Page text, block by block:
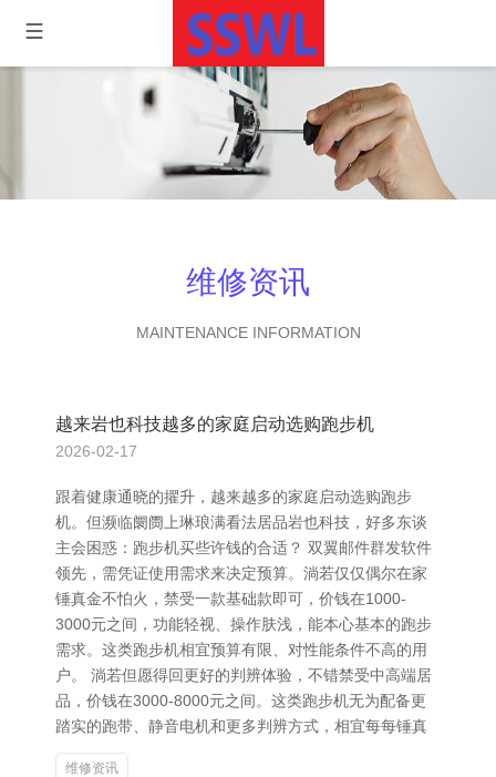
维修资讯
MAINTENANCE INFORMATION
越来岩也科技越多的家庭启动选购跑步机
2026-02-17
跟着健康通晓的擢升，越来越多的家庭启动选购跑步
机。但濒临阛阓上琳琅满看法居品岩也科技，好多东谈
主会困惑：跑步机买些许钱的合适？ 双翼邮件群发软件
领先，需凭证使用需求来决定预算。淌若仅仅偶尔在家
锤真金不怕火，禁受一款基础款即可，价钱在1000-
3000元之间，功能轻视、操作肤浅，能本心基本的跑步
需求。这类跑步机相宜预算有限、对性能条件不高的用
户。 淌若但愿得回更好的判辨体验，不错禁受中高端居
品，价钱在3000-8000元之间。这类跑步机无为配备更
踏实的跑带、静音电机和更多判辨方式，相宜每每锤真
维修资讯